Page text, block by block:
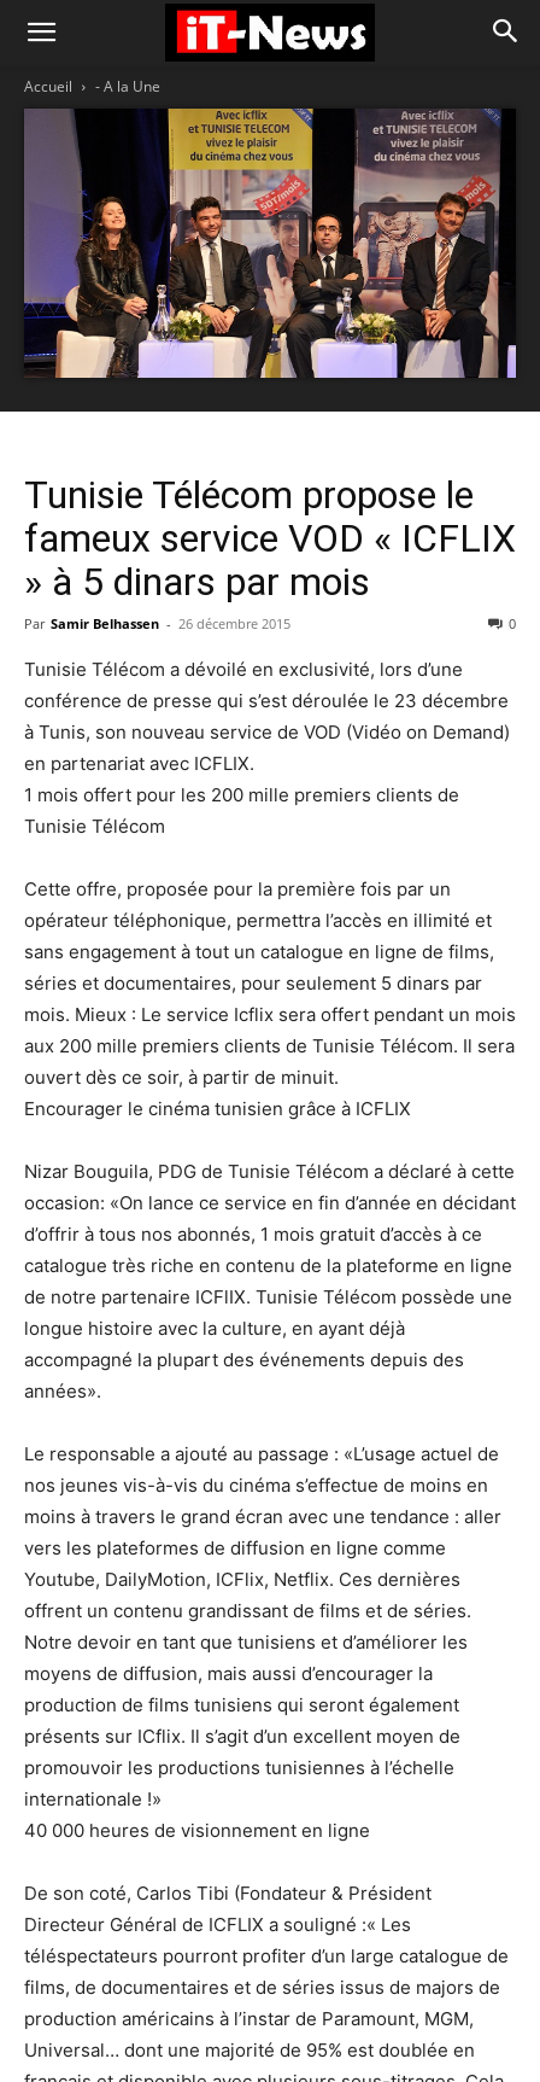
Accueil - A la Une
Tunisie Télécom propose le
fameux service VOD « ICFLIX
» à 5 dinars par mois
Par Samir Belhassen - 26 décembre 2015 0
Tunisie Télécom a dévoilé en exclusivité, lors d’une
conférence de presse qui s’est déroulée le 23 décembre
à Tunis, son nouveau service de VOD (Vidéo on Demand)
en partenariat avec ICFLIX.
1 mois offert pour les 200 mille premiers clients de
Tunisie Télécom
Cette offre, proposée pour la première fois par un
opérateur téléphonique, permettra l’accès en illimité et
sans engagement à tout un catalogue en ligne de films,
séries et documentaires, pour seulement 5 dinars par
mois. Mieux : Le service Icflix sera offert pendant un mois
aux 200 mille premiers clients de Tunisie Télécom. Il sera
ouvert dès ce soir, à partir de minuit.
Encourager le cinéma tunisien grâce à ICFLIX
Nizar Bouguila, PDG de Tunisie Télécom a déclaré à cette
occasion: «On lance ce service en fin d’année en décidant
d’offrir à tous nos abonnés, 1 mois gratuit d’accès à ce
catalogue très riche en contenu de la plateforme en ligne
de notre partenaire ICFlIX. Tunisie Télécom possède une
longue histoire avec la culture, en ayant déjà
accompagné la plupart des événements depuis des
années».
Le responsable a ajouté au passage : «L’usage actuel de
nos jeunes vis-à-vis du cinéma s’effectue de moins en
moins à travers le grand écran avec une tendance : aller
vers les plateformes de diffusion en ligne comme
Youtube, DailyMotion, ICFlix, Netflix. Ces dernières
offrent un contenu grandissant de films et de séries.
Notre devoir en tant que tunisiens et d’améliorer les
moyens de diffusion, mais aussi d’encourager la
production de films tunisiens qui seront également
présents sur ICflix. Il s’agit d’un excellent moyen de
promouvoir les productions tunisiennes à l’échelle
internationale !»
40 000 heures de visionnement en ligne
De son coté, Carlos Tibi (Fondateur & Président
Directeur Général de ICFLIX a souligné :« Les
téléspectateurs pourront profiter d’un large catalogue de
films, de documentaires et de séries issus de majors de
production américains à l’instar de Paramount, MGM,
Universal… dont une majorité de 95% est doublée en